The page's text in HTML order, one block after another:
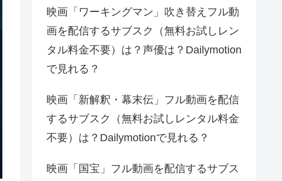
映画「ワーキングマン」吹き替えフル動
画を配信するサブスク（無料お試しレン
タル料金不要）は？声優は？Dailymotion
で見れる？
映画「新解釈・幕末伝」フル動画を配信
するサブスク（無料お試しレンタル料金
不要）は？Dailymotionで見れる？
映画「国宝」フル動画を配信するサブス